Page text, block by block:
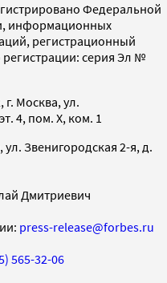
Федеральной
информационных
регистрационный
серия Эл №
г. Москва, ул.
4, пом. X, ком. 1
Звенигородская 2-я, д.
Дмитриевич
press-release@forbes.ru
565-32-06